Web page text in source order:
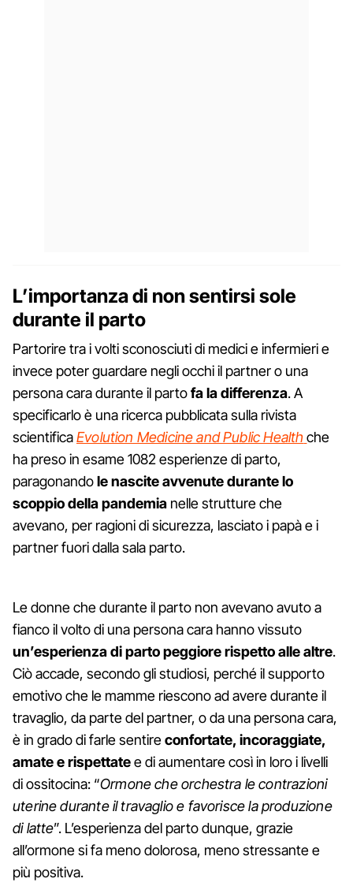
L’importanza di non sentirsi sole
durante il parto
Partorire tra i volti sconosciuti di medici e infermieri e
invece poter guardare negli occhi il partner o una
persona cara durante il partofa la differenza. A
specificarlo è una ricerca pubblicata sulla rivista
scientificaEvolution Medicine and Public Health che
ha preso in esame 1082 esperienze di parto,
paragonandole nascite avvenute durante lo
scoppio della pandemia nelle strutture che
avevano, per ragioni di sicurezza, lasciato i papà e i
partner fuori dalla sala parto.
Le donne che durante il parto non avevano avuto a
fianco il volto di una persona cara hanno vissuto
un’esperienza di parto peggiore rispetto alle altre.
Ciò accade, secondo gli studiosi, perché il supporto
emotivo che le mamme riescono ad avere durante il
travaglio, da parte del partner, o da una persona cara,
è in grado di farle sentireconfortate, incoraggiate,
amate e rispettatee di aumentare così in loro i livelli
di ossitocina: “Ormone che orchestra le contrazioni
uterine durante il travaglio e favorisce la produzione
di latte”. L’esperienza del parto dunque, grazie
all’ormone si fa meno dolorosa, meno stressante e
più positiva.